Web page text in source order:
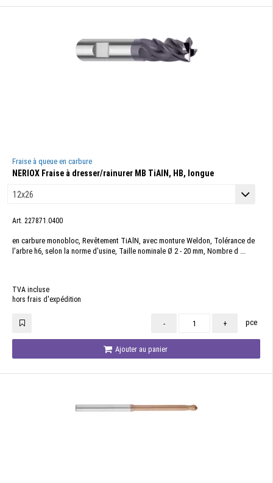
Fraise à queue en carbure
NERIOX Fraise à dresser/rainurer MB TiAlN, HB, longue
Art. 227871.0400
en carbure monobloc, Revêtement TiAlN, avec monture Weldon, Tolérance de
l'arbre h6, selon la norme d'usine, Taille nominale Ø 2 - 20 mm, Nombre d ...
TVA incluse
hors frais d'expédition
- + pce
Ajouter au panier